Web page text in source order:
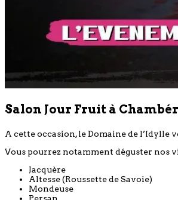
Salon Jour Fruit à
A cette occasion, le Domaine de l’Idylle
Vous pourrez notamment déguster nos
Jacquère
Altesse (Roussette de Savoie)
Mondeuse